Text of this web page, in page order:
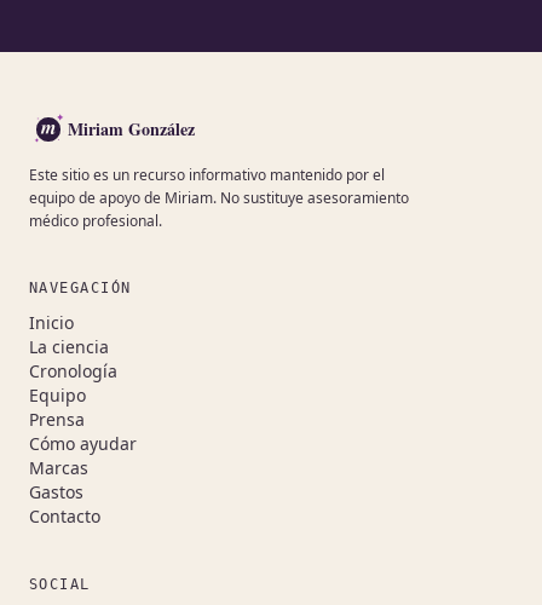
m Miriam González
Este sitio es un recurso informativo mantenido por el
equipo de apoyo de Miriam. No sustituye asesoramiento
médico profesional.
NAVEGACIÓN
Inicio
La ciencia
Cronología
Equipo
Prensa
Cómo ayudar
Marcas
Gastos
Contacto
SOCIAL